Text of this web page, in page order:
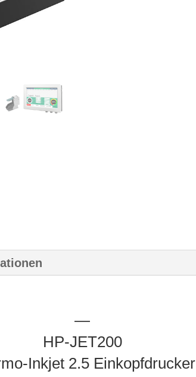
—
HP-JET200
Inkjet 2.5 Einkopfdrucker